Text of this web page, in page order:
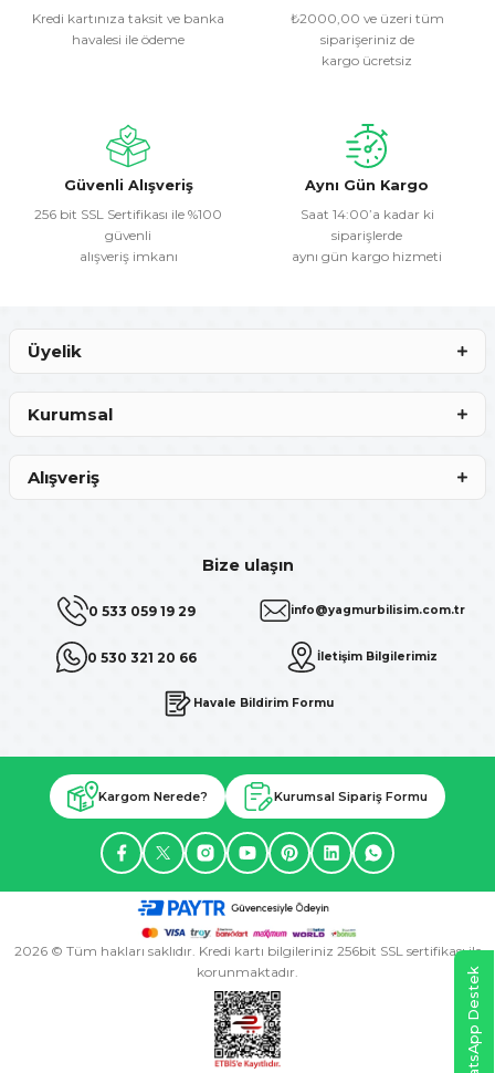
Kredi kartınıza taksit ve banka
havalesi ile ödeme
₺2000,00 ve üzeri tüm
siparişeriniz de
kargo ücretsiz
Güvenli Alışveriş
256 bit SSL Sertifikası ile %100
güvenli
alışveriş imkanı
Aynı Gün Kargo
Saat 14:00’a kadar ki
siparişlerde
aynı gün kargo hizmeti
Bize ulaşın
0 533 059 19 29
0 530 321 20 66
info@yagmurbilisim.com.tr
İletişim Bilgilerimiz
Havale Bildirim Formu
Üyelik
Kurumsal
Alışveriş
Kargom Nerede? Kurumsal Sipariş Formu
2026 © Tüm hakları saklıdır. Kredi kartı bilgileriniz 256bit SSL sertifikası ile
korunmaktadır.
WhatsApp Destek